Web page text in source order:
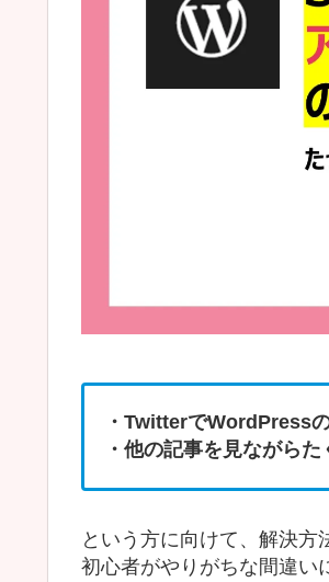
・TwitterでWordPress
・他の記事を見ながら
という方に向けて、解決方
初心者がやりがちな間違い